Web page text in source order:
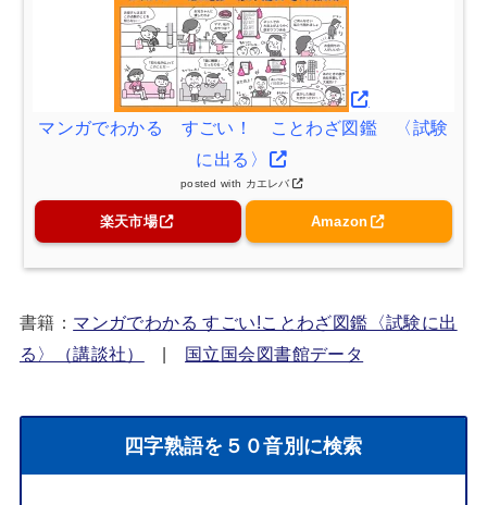
マンガでわかる すごい！ ことわざ図鑑 〈試験
に出る〉
posted with カエレバ
楽天市場 Amazon
書籍： マンガでわかる すごい!ことわざ図鑑〈試験に出
る〉（講談社）
国立国会図書館データ
四字熟語を５０音別に検索